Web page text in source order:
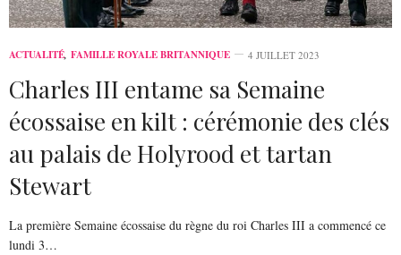
ACTUALITÉ, FAMILLE ROYALE BRITANNIQUE 4 JUILLET 2023
Charles III entame sa Semaine
écossaise en kilt : cérémonie des clés
au palais de Holyrood et tartan
Stewart
La première Semaine écossaise du règne du roi Charles III a commencé ce
lundi 3…